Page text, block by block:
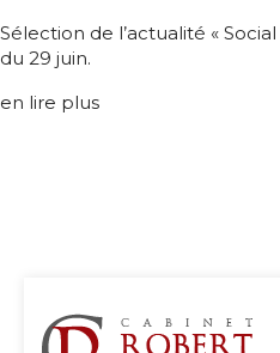
Sélection de l’actualité «
du 29 juin.
en lire plus